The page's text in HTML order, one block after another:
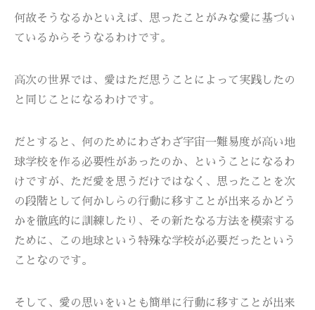
何故そうなるかといえば、思ったことがみな愛に基づい
ているからそうなるわけです。
高次の世界では、愛はただ思うことによって実践したの
と同じことになるわけです。
だとすると、何のためにわざわざ宇宙一難易度が高い地
球学校を作る必要性があったのか、ということになるわ
けですが、ただ愛を思うだけではなく、思ったことを次
の段階として何かしらの行動に移すことが出来るかどう
かを徹底的に訓練したり、その新たなる方法を模索する
ために、この地球という特殊な学校が必要だったという
ことなのです。
そして、愛の思いをいとも簡単に行動に移すことが出来